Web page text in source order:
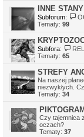
INNE
Subforum:
Tematy: 99
Subfora:
Tematy: 65
STREFY
Na naszej
niezwykłych.
Tematy: 34
Czy tajemnica
oczach?
Tematy: 37